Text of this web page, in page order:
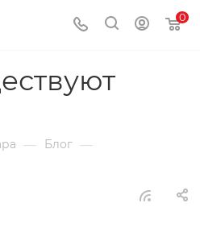
0
— Блог —